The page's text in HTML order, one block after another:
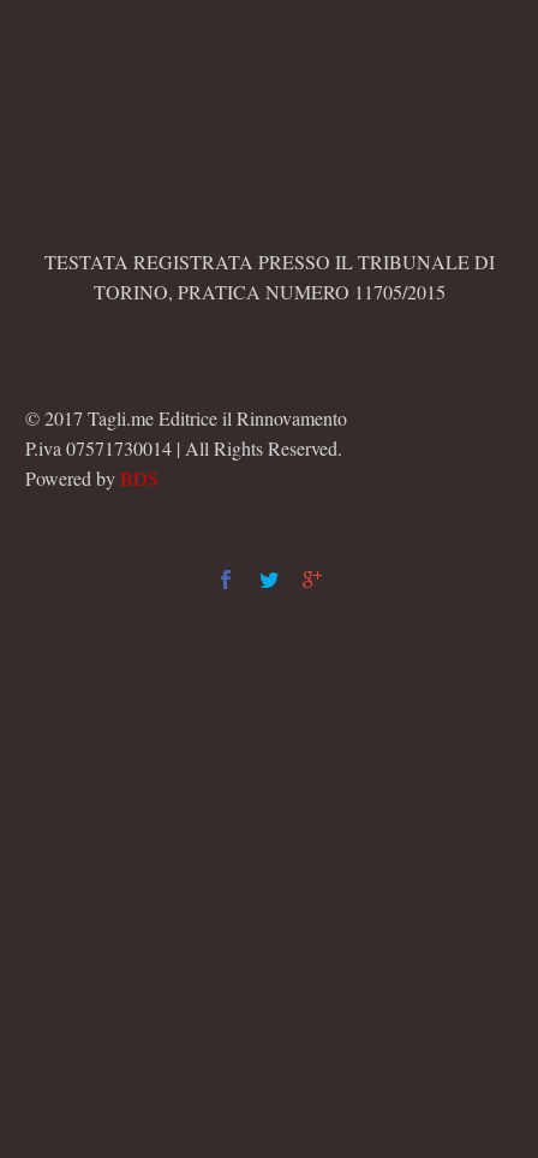
TESTATA REGISTRATA PRESSO IL TRIBUNALE DI
TORINO, PRATICA NUMERO 11705/2015
© 2017 Tagli.me Editrice il Rinnovamento
P.iva 07571730014 | All Rights Reserved.
Powered byBDS